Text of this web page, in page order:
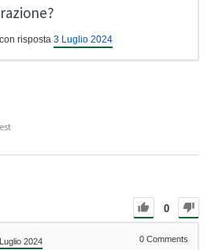
risposta 3 Luglio 2024
0
2024 0 Comments